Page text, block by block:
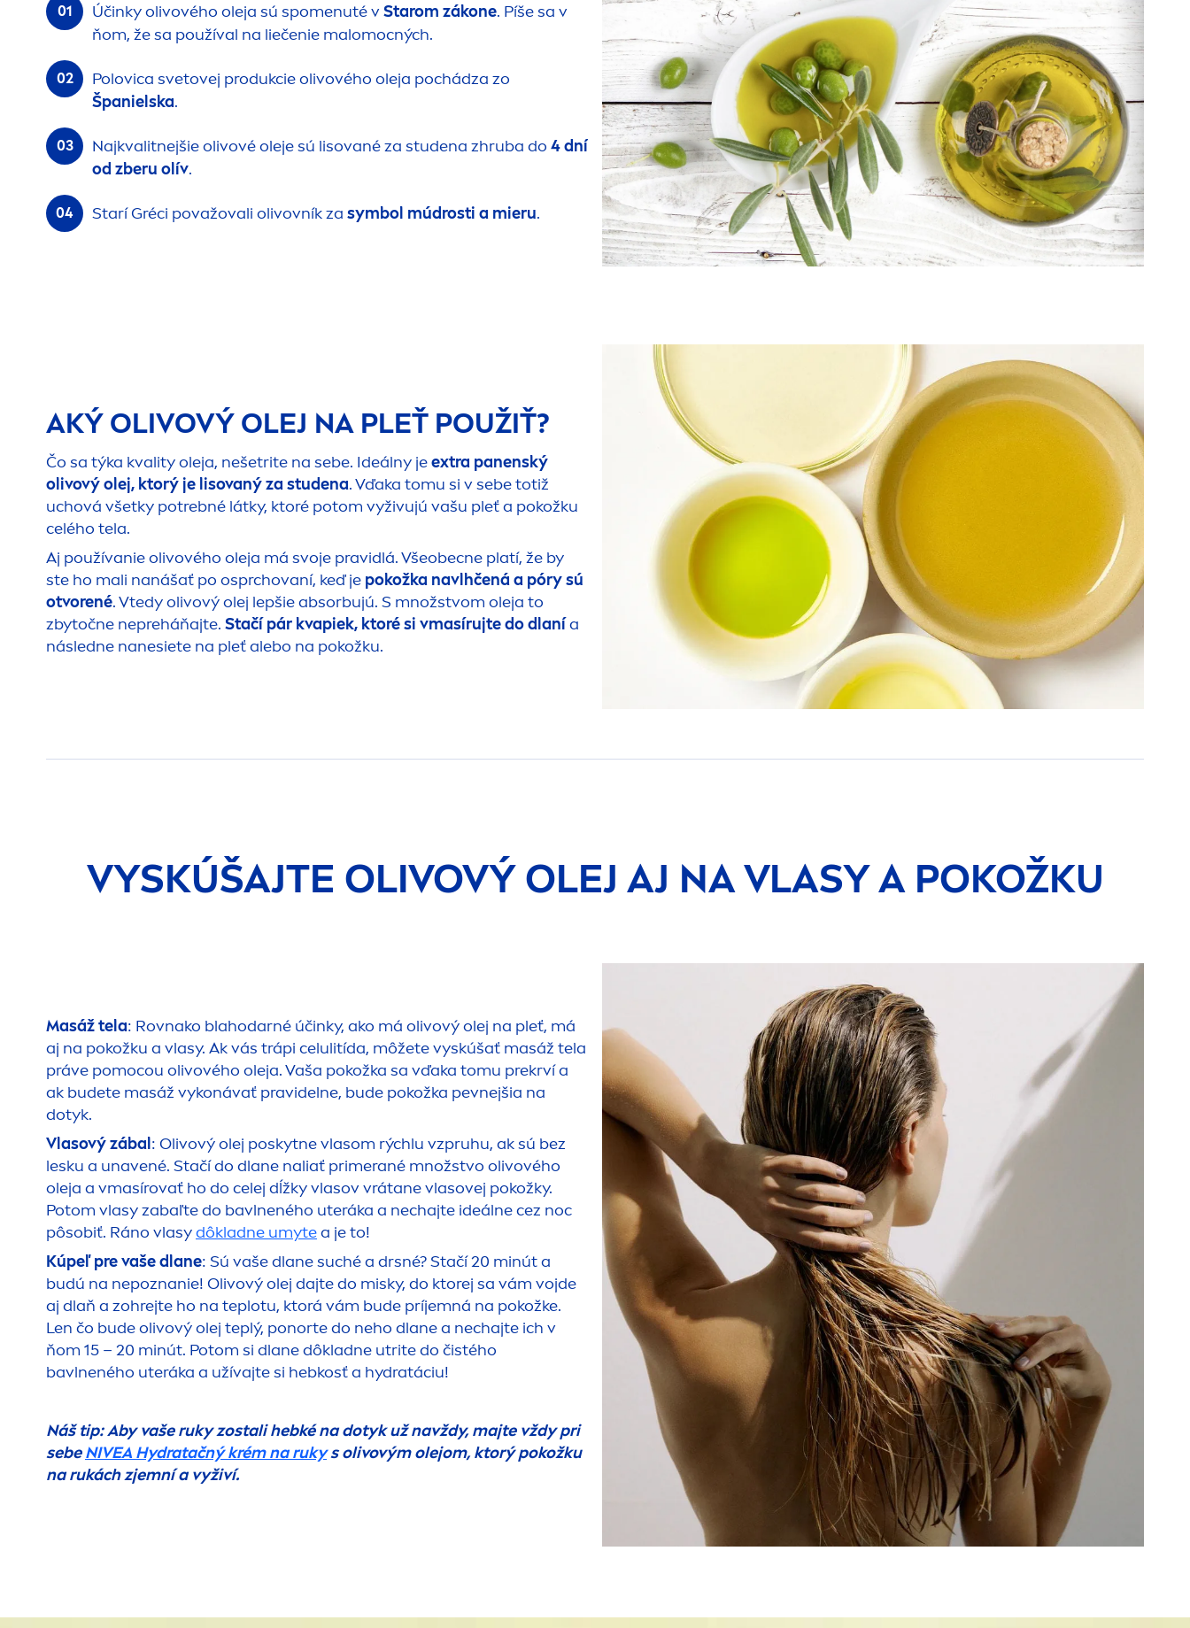
Účinky olivového oleja sú spomenuté vStarom zákone. Píše sa v
ňom, že sa používal na liečenie malomocných.
Polovica svetovej produkcie olivového oleja pochádza zo
Španielska.
Najkvalitnejšie olivové oleje sú lisované za studena zhruba do 4 dní
od zberu olív.
Starí Gréci považovali olivovník za symbol múdrosti a mieru.
AKÝ OLIVOVÝ OLEJ NA PLEŤ POUŽIŤ?
Čo sa týka kvality oleja, nešetrite na sebe. Ideálny jeextra panenský
olivový olej, ktorý je lisovaný za studena. Vďaka tomu si v sebe totiž
uchová všetky potrebné látky, ktoré potom vyživujú vašu pleť a pokožku
celého tela.
Aj používanie olivového oleja má svoje pravidlá. Všeobecne platí, že by
ste ho mali nanášať po osprchovaní, keď je pokožka navlhčená a póry sú
otvorené. Vtedy olivový olej lepšie absorbujú. S množstvom oleja to
zbytočne nepreháňajte. Stačí pár kvapiek, ktoré si vmasírujte do dlanía
následne nanesiete na pleť alebo na pokožku.
VYSKÚŠAJTE OLIVOVÝ OLEJ AJ NA VLASY A POKOŽKU
Masáž tela: Rovnako blahodarné účinky, ako má olivový olej na pleť, má
aj na pokožku a vlasy. Ak vás trápi celulitída, môžete vyskúšať masáž tela
práve pomocou olivového oleja. Vaša pokožka sa vďaka tomu prekrví a
ak budete masáž vykonávať pravidelne, bude pokožka pevnejšia na
dotyk.
Vlasový zábal: Olivový olej poskytne vlasom rýchlu vzpruhu, ak sú bez
lesku a unavené. Stačí do dlane naliať primerané množstvo olivového
oleja a vmasírovať ho do celej dĺžky vlasov vrátane vlasovej pokožky.
Potom vlasy zabaľte do bavlneného uteráka a nechajte ideálne cez noc
pôsobiť. Ráno vlasydôkladne umytea je to!
Kúpeľ pre vaše dlane: Sú vaše dlane suché a drsné? Stačí 20 minút a
budú na nepoznanie! Olivový olej dajte do misky, do ktorej sa vám vojde
aj dlaň a zohrejte ho na teplotu, ktorá vám bude príjemná na pokožke.
Len čo bude olivový olej teplý, ponorte do neho dlane a nechajte ich v
ňom 15 – 20 minút. Potom si dlane dôkladne utrite do čistého
bavlneného uteráka a užívajte si hebkosť a hydratáciu!
Náš tip: Aby vaše ruky zostali hebké na dotyk už navždy, majte vždy pri
sebeNIVEA Hydratačný krém na rukys olivovým olejom, ktorý pokožku
na rukách zjemní a vyživí.